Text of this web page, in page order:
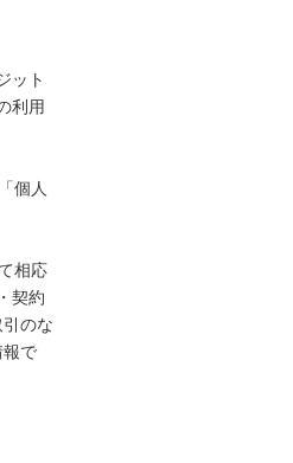
ット
利用
個人
相応
契約
のな
報で